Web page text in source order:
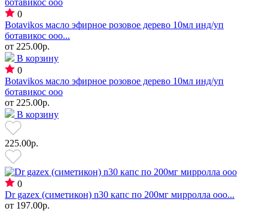
0
Botavikos масло эфирное розовое дерево 10мл инд/уп
ботавикос ооо...
от 225.00р.
В корзину
0
Botavikos масло эфирное розовое дерево 10мл инд/уп
ботавикос ооо
от 225.00р.
В корзину
225.00р.
0
Dr gazex (симетикон) n30 капс по 200мг мирролла ооо...
от 197.00р.